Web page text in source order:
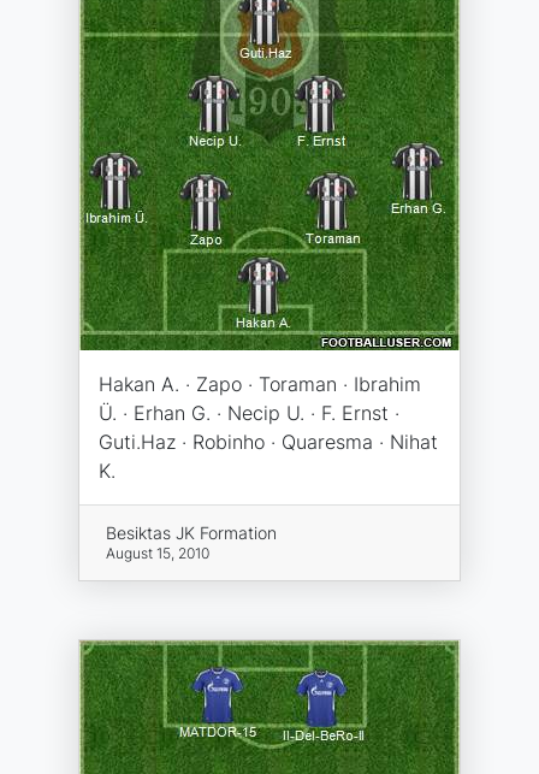
Hakan A. · Zapo · Toraman · Ibrahim
Ü. · Erhan G. · Necip U. · F. Ernst ·
Guti.Haz · Robinho · Quaresma · Nihat
K.
Besiktas JK Formation
August 15, 2010